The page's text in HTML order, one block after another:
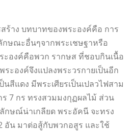
ร้าง บทบาทของพระองค์คือ การ
ษณะอื่นๆจากพระเชษฐาหรือ
ะองค์คือพวก รากษส ที่ชอบกินเนื้อ
ะองค์จึงแปลงพระวรกายเป็นอีก
สีแดง มีพระเศียรเป็นเปลวไฟสาม
7 กร ทรงสวมมงกุฏผลไม้ ส่วน
กษณ์น่าเกลียด พระอัคนี จะทรง
อัน มาต่อสู้กับพวกอสูร และใช้